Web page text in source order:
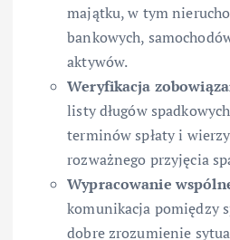
majątku, w tym
bankowych,
aktywów.
Weryfikacja
listy długów
terminów spłaty i
rozważnego przyjęcia
Wypracowanie
komunikacja pomiędzy
dobre zrozumienie